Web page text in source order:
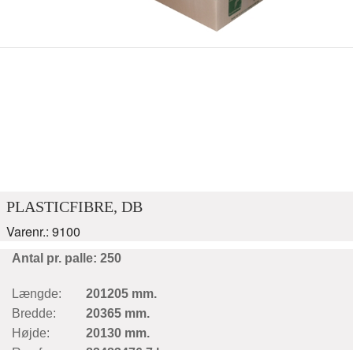
PLASTICFIBRE, DB
Varenr.: 9100
Antal pr. palle: 250
Længde:
201205 mm.
Bredde:
20365 mm.
Højde:
20130 mm.